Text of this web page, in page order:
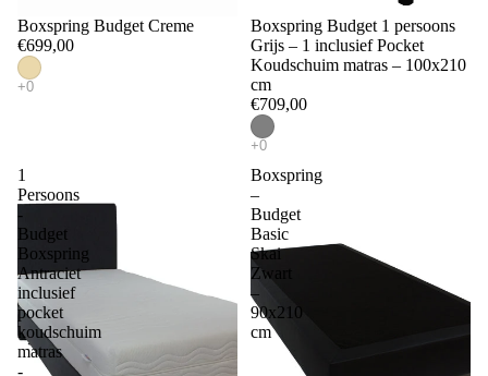
Boxspring Budget Creme
€699,00
Boxspring Budget 1 persoons
Grijs – 1 inclusief Pocket
Koudschuim matras – 100x210
cm
€709,00
1
Persoons
-
Budget
Boxspring
Antraciet
inclusief
pocket
koudschuim
matras
-
Boxspring
–
Budget
Basic
Skai
Zwart
–
90x210
cm